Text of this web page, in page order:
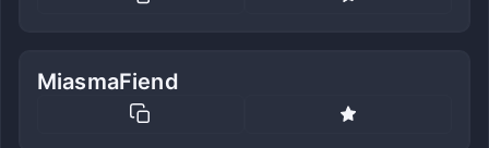
MiasmaFiend